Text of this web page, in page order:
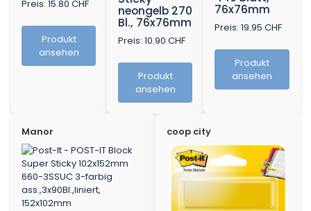
Preis: 15.80 CHF
Produkt
ansehen
neongelb 270
Bl., 76x76mm
Preis: 10.90 CHF
Produkt
ansehen
76x76mm
Preis: 19.95 CHF
Produkt
ansehen
Manor coop city